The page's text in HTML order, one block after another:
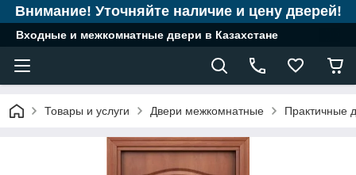
Внимание! Уточняйте наличие и цену дверей!
Входные и межкомнатные двери в Казахстане
Товары и услуги Двери межкомнатные Практичные